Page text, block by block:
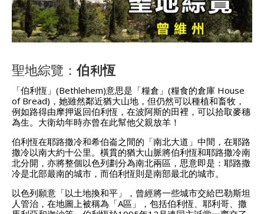
聖地綜覽：伯利恆
「伯利恆」(Bethlehem)意思是「糧倉」(糧食的倉庫 House
of Bread)，她雖然鄰近猶大山地，但仍然可以種植和畜牧，
例如路得由摩押返回伯利恆，在波阿斯的田裡，可以拾取麥穗
為生。大衛幼年時亦曾在此幫他父親放羊！
伯利恆在耶路撒冷和希伯崙之間的「南北大道」中間，在耶路
撒冷以南大約十公里。橫貫的猶大山脈將伯利恆和耶路撒冷南
北分開，亦將整個以色列劃分為南北兩區，思意即是：耶路撒
冷是北部最南的城市，而伯利恆則是南部最北的城市。
以色列願意「以土地換和平」，曾經將一些城市交給巴勒斯坦
人管治，在地圖上被稱為「A區」，包括伯利恆、耶利哥、撒